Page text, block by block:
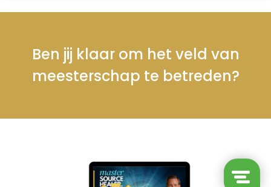
Ben jij klaar om het veld van
meesterschap te betreden?